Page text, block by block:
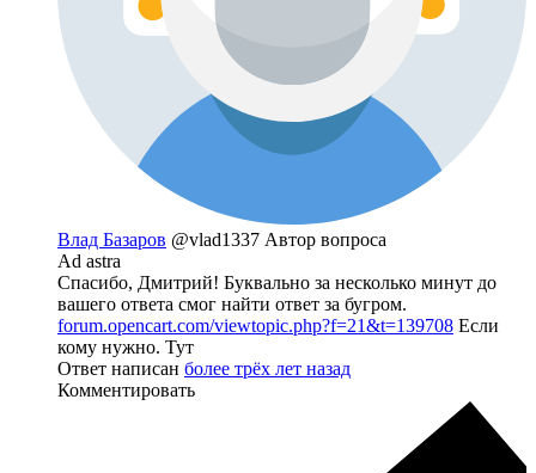
Влад Базаров @vlad1337 Автор вопроса
Ad astra
Спасибо, Дмитрий! Буквально за несколько минут до
вашего ответа смог найти ответ за бугром.
forum.opencart.com/viewtopic.php?f=21&t=139708 Если
кому нужно. Тут
Ответ написан более трёх лет назад
Комментировать